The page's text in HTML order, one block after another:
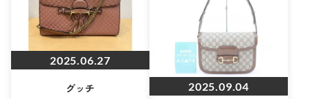
2025.06.27
グッチ
2025.09.04